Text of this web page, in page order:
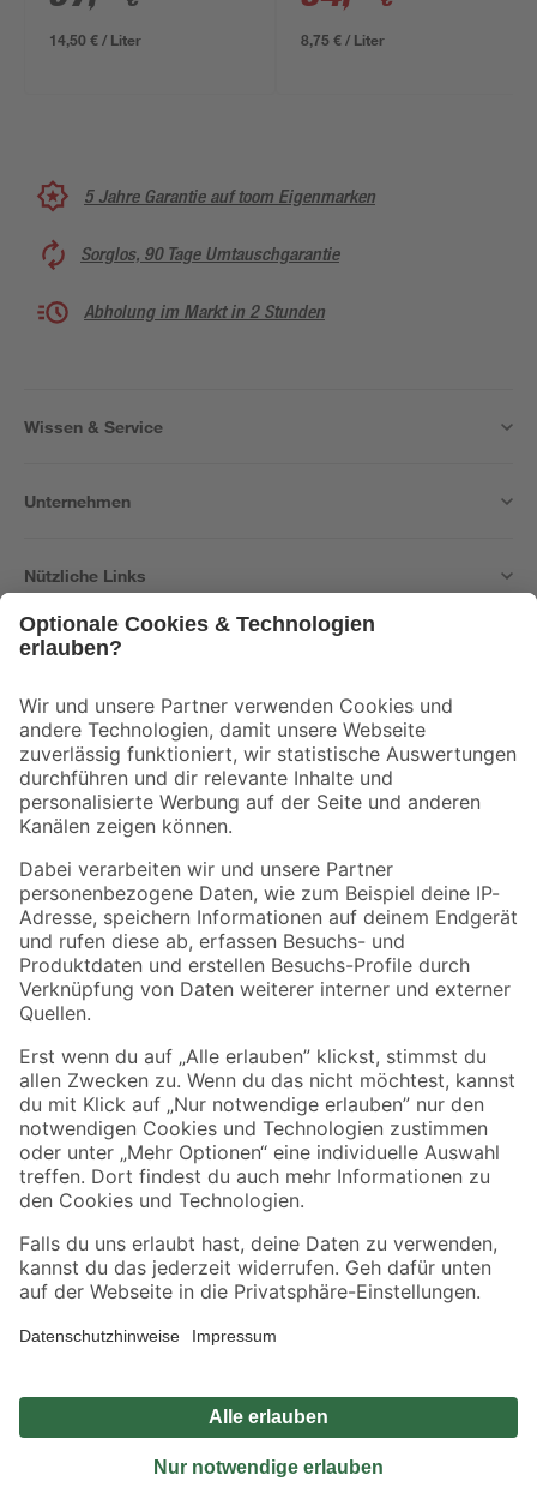
14,50 € / Liter 8,75 € / Liter
5 Jahre Garantie auf toom Eigenmarken
Sorglos, 90 Tage Umtauschgarantie
Abholung im Markt in 2 Stunden
Wissen & Service
Unternehmen
Nützliche Links
Der toom Newsletter: Keine Angebote und Aktionen mehr verpassen!
Zur Newsletter Anmeldung
Folge uns
Zahlungsarten Versandarten
Sicher einkaufen
Jetzt die toom-App herunterladen
Alle Preisangaben in EUR inkl. gesetzl. MwSt.. Die dargestellten Angebote sind unter
Umständen nicht in allen Märkten verfügbar. Die angegebenen Verfügbarkeiten beziehen
Produkte nur solange der Vorrat reicht.
*Paketversand ab 59 € versandkostenfrei, gilt nicht für Artikel mit Speditionsversand, hier
Privatsphäre Impressum
Nutzungsbedingungen
Widerrufsrecht
Vertrag widerrufen